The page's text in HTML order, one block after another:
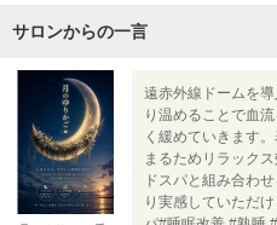
サロンからの一言
遠赤外線ドームを
り温めることで血
く緩めていきます
まるためリラック
ドスパと組み合わ
り実感していただ